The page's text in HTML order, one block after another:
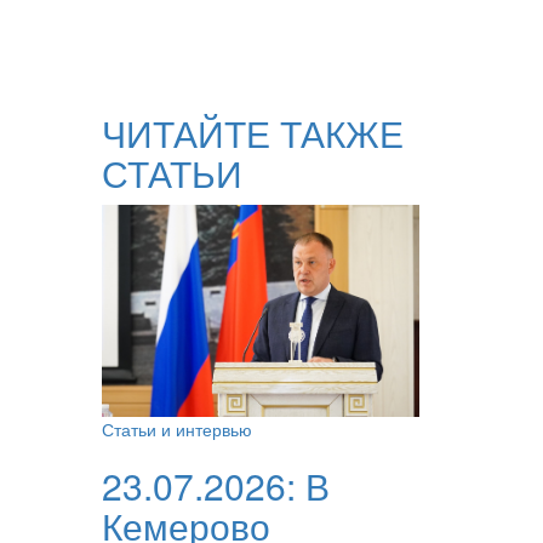
ЧИТАЙТЕ ТАКЖЕ
СТАТЬИ
Статьи и интервью
23.07.2026: В
Кемерово